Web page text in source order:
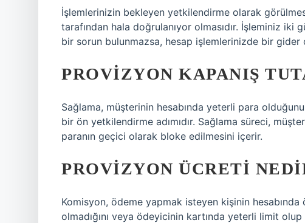
İşlemlerinizin bekleyen yetkilendirme olarak
tarafından hala doğrulanıyor olmasıdır. İşleminiz
bir sorun bulunmazsa, hesap işlemlerinizde bir gider
PROVIZYON KAPANIŞ
Sağlama, müşterinin hesabında yeterli para
bir ön yetkilendirme adımıdır. Sağlama süreci,
paranın geçici olarak bloke edilmesini içerir.
PROVIZYON ÜCRETI
Komisyon, ödeme yapmak isteyen kişinin
olmadığını veya ödeyicinin kartında yeterli limit olup